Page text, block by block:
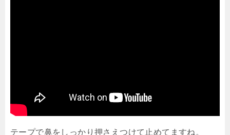
テープで鼻をしっかり押さえつけて止めてますね。